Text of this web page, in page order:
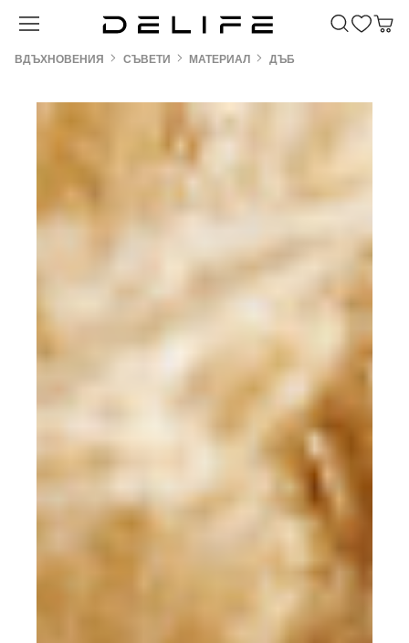
Преминете към основното съдържание
ВДЪХНОВЕНИЯ СЪВЕТИ МАТЕРИАЛ ДЪБ